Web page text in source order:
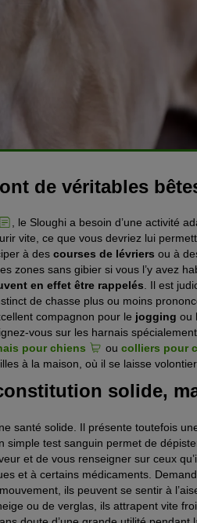
de véritables
, le Sloughi a besoin d’une activité
vite, ce que vous devriez lui
à des courses de lévriers ou à
zones sans gibier si vous l’y avez
en effet être rappelés. Il est
de chasse plus ou moins
compagnon pour le jogging ou
vous sur les harnais
pour chiens ou colliers pour
à la maison, où il se laisse
solide,
santé solide. Il présente toutefois
simple test sanguin permet de
et de vous renseigner sur ceux
et à certains médicaments.
ils peuvent se sentir à
ou de verglas, ils attrapent vite